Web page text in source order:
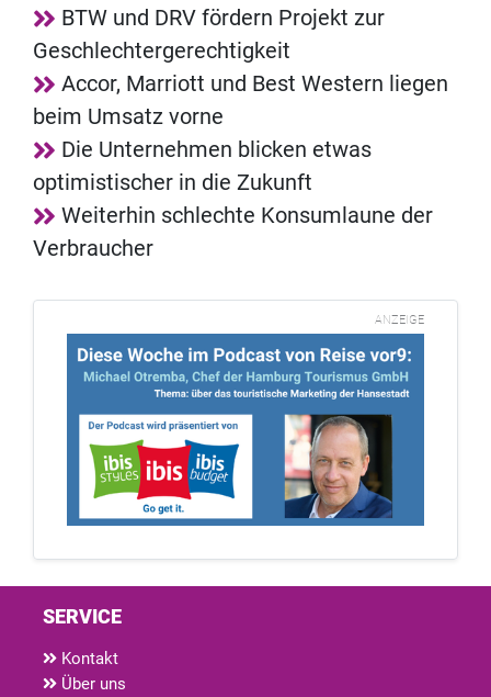
BTW und DRV fördern Projekt zur
Geschlechtergerechtigkeit
Accor, Marriott und Best Western liegen
beim Umsatz vorne
Die Unternehmen blicken etwas
optimistischer in die Zukunft
Weiterhin schlechte Konsumlaune der
Verbraucher
ANZEIGE
SERVICE
Kontakt
Über uns